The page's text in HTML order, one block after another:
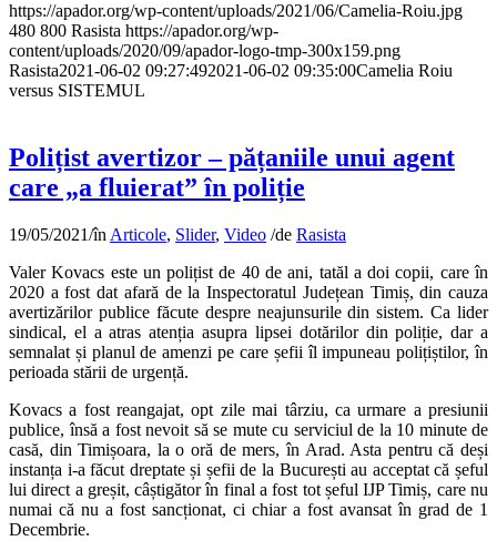
https://apador.org/wp-content/uploads/2021/06/Camelia-Roiu.jpg
480 800 Rasista https://apador.org/wp-
content/uploads/2020/09/apador-logo-tmp-300x159.png
Rasista2021-06-02 09:27:492021-06-02 09:35:00Camelia Roiu
versus SISTEMUL
Polițist avertizor – pățaniile unui agent
care „a fluierat” în poliție
19/05/2021/în Articole, Slider, Video /de Rasista
Valer Kovacs este un polițist de 40 de ani, tatăl a doi copii, care în
2020 a fost dat afară de la Inspectoratul Județean Timiș, din cauza
avertizărilor publice făcute despre neajunsurile din sistem. Ca lider
sindical, el a atras atenția asupra lipsei dotărilor din poliție, dar a
semnalat și planul de amenzi pe care șefii îl impuneau polițiștilor, în
perioada stării de urgență.
Kovacs a fost reangajat, opt zile mai târziu, ca urmare a presiunii
publice, însă a fost nevoit să se mute cu serviciul de la 10 minute de
casă, din Timișoara, la o oră de mers, în Arad. Asta pentru că deși
instanța i-a făcut dreptate și șefii de la București au acceptat că șeful
lui direct a greșit, câștigător în final a fost tot șeful IJP Timiș, care nu
numai că nu a fost sancționat, ci chiar a fost avansat în grad de 1
Decembrie.